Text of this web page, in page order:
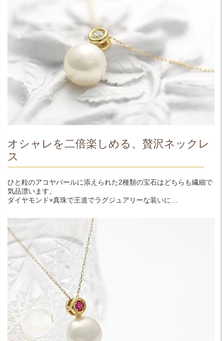
オシャレを二倍楽しめる、贅沢ネックレ
ス
ひと粒のアコヤパールに添えられた2種類の宝石はどちらも繊細で
気品漂います。
ダイヤモンド×真珠で王道でラグジュアリーな装いに…